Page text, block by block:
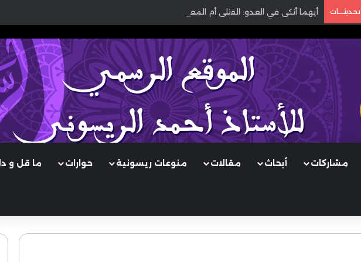
تحديثـــات أيهما أنكى في العدو: القتلى أم المعطوبون؟
مشاركات أبحاث مقالات منوعات ريسونية حوارات ما قل و